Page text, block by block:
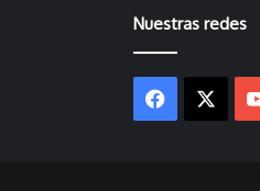
Nuestras redes
Facebook